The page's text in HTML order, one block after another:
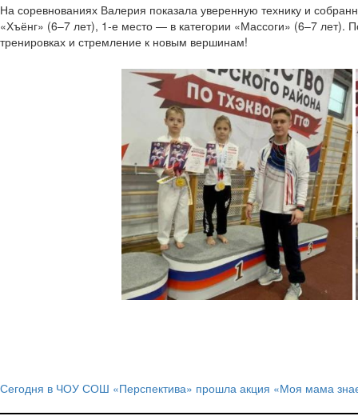
На соревнованиях Валерия показала уверенную технику и
«Хъёнг» (6–7 лет), 1-е место — в категории «Массоги» (6–7 лет).
тренировках и стремление к новым вершинам!
Сегодня в ЧОУ СОШ «Перспектива» прошла акция «Моя мама